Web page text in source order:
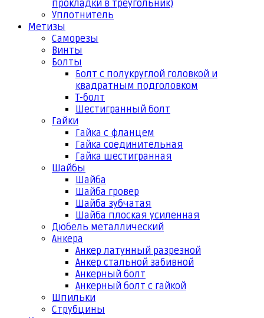
прокладки в треугольник)
Уплотнитель
Метизы
Саморезы
Винты
Болты
Болт с полукруглой головкой и
квадратным подголовком
Т-болт
Шестигранный болт
Гайки
Гайка с фланцем
Гайка соединительная
Гайка шестигранная
Шайбы
Шайба
Шайба гровер
Шайба зубчатая
Шайба плоская усиленная
Дюбель металлический
Анкера
Анкер латунный разрезной
Анкер стальной забивной
Анкерный болт
Анкерный болт с гайкой
Шпильки
Струбцины